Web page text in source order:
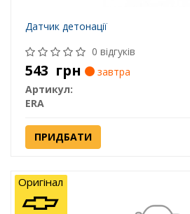
Датчик детонації
0 відгуків
543 грн
завтра
Артикул:
ERA
ПРИДБАТИ
Оригінал